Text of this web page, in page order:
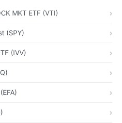
MKT ETF (VTI)
(SPY)
(IVV)